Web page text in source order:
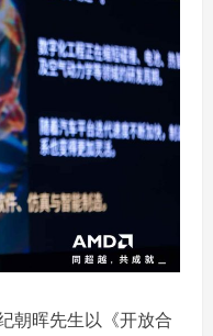
朝晖先生以《开放合